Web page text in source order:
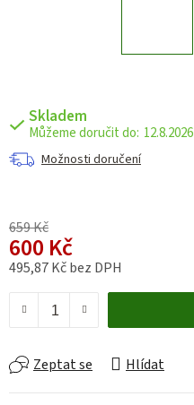
Skladem
12.8.2026
Možnosti doručení
659 Kč
600 Kč
495,87 Kč bez DPH
Zeptat se Hlídat